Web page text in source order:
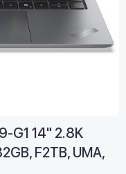
G1 14" 2.8K
F2TB, UMA,